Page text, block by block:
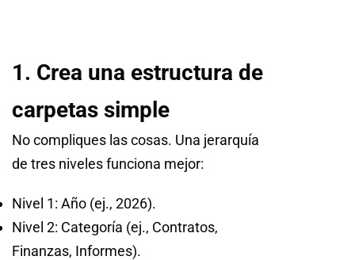
1. Crea una estructura de
carpetas simple
No compliques las cosas. Una jerarquía
de tres niveles funciona mejor:
Nivel 1: Año (ej., 2026).
Nivel 2: Categoría (ej., Contratos,
Finanzas, Informes).